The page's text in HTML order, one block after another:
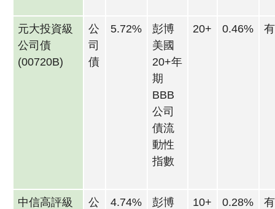
元大投資級
公司債
(00720B)
公
司
債
5.72%
彭博
美國
20+年
期
BBB
公司
債流
動性
指數
20+ 0.46% 有
中信高評級
公
4.74%
彭博
10+ 0.28% 有